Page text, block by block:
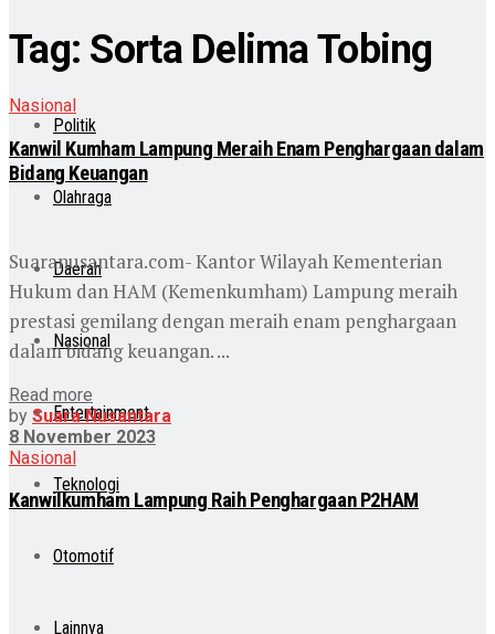
Politik
Olahraga
Daerah
Nasional
Entertainment
Teknologi
Otomotif
Lainnya
Tag: Sorta Delima Tobing
Nasional
Kanwil Kumham Lampung Meraih Enam Penghargaan dalam
Bidang Keuangan
Suaranusantara.com- Kantor Wilayah Kementerian
Hukum dan HAM (Kemenkumham) Lampung meraih
prestasi gemilang dengan meraih enam penghargaan
dalam bidang keuangan. ...
Read more
by Suara Nusantara
8 November 2023
Nasional
Kanwilkumham Lampung Raih Penghargaan P2HAM